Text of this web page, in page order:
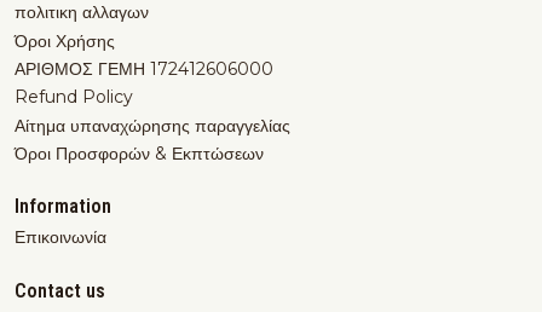
πολιτικη αλλαγων
Όροι Χρήσης
ΑΡΙΘΜΟΣ ΓΕΜΗ 172412606000
Refund Policy
Αίτημα υπαναχώρησης παραγγελίας
Όροι Προσφορών & Εκπτώσεων
Information
Επικοινωνία
Contact us